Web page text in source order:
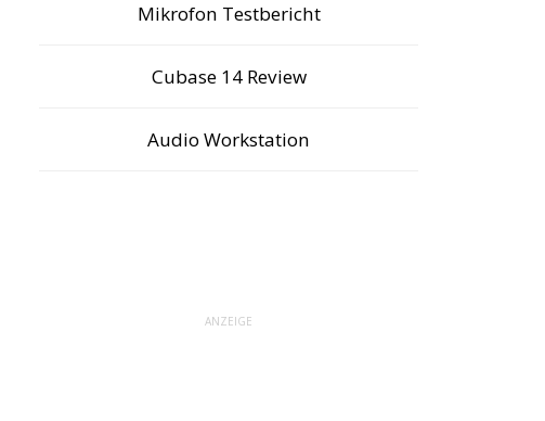
Mikrofon Testbericht
Cubase 14 Review
Audio Workstation
ANZEIGE